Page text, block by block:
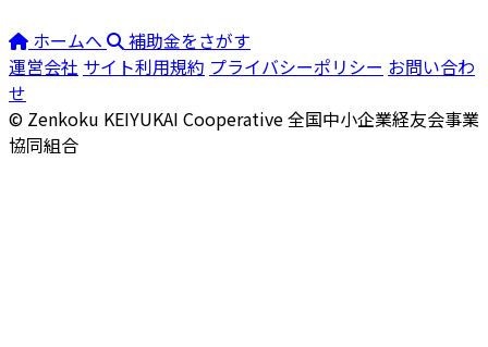
ホームへ
補助金をさがす
運営会社 サイト利用規約 プライバシーポリシー お問い合わ
せ
© Zenkoku KEIYUKAI Cooperative全国中小企業経友会事業
協同組合